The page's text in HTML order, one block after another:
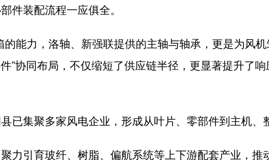
件装配流程一应俱全。
力，洛轴、新强联提供的主轴与轴承，更是为风机
”协同布局，不仅缩短了供应链半径，更显著提升了
集聚多家风电企业，形成从叶片、零部件到主机、
引育玻纤、树脂、偏航系统等上下游配套产业，推